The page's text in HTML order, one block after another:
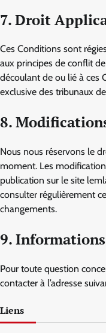
7. Droit
Ces Conditions sont
aux principes de conflit
découlant de ou lié à ces
exclusive des tribunaux
8.
Nous nous réservons le
moment. Les
publication sur le site
consulter régulièrement
changements.
9.
Pour toute question
contacter à l’adresse
Liens